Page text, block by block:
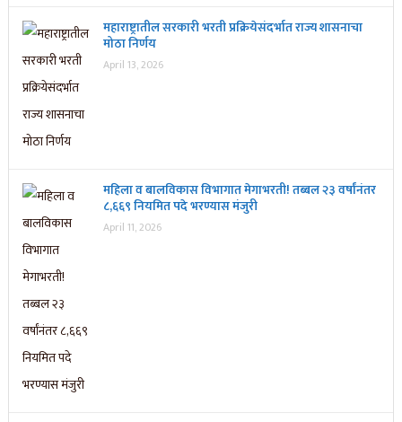
महाराष्ट्रातील सरकारी भरती प्रक्रियेसंदर्भात राज्य शासनाचा
मोठा निर्णय
April 13, 2026
महिला व बालविकास विभागात मेगाभरती! तब्बल २३ वर्षांनंतर
८,६६९ नियमित पदे भरण्यास मंजुरी
April 11, 2026